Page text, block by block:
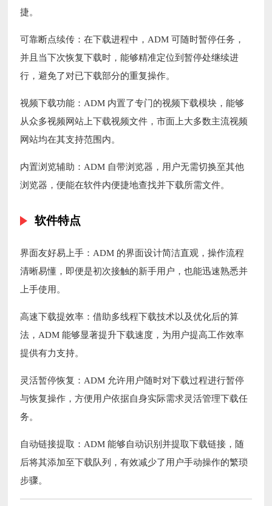
捷。
可靠断点续传：在下载进程中，ADM 可随时暂停任务，
并且当下次恢复下载时，能够精准定位到暂停处继续进
行，避免了对已下载部分的重复操作。
视频下载功能：ADM 内置了专门的视频下载模块，能够
从众多视频网站上下载视频文件，市面上大多数主流视频
网站均在其支持范围内。
内置浏览辅助：ADM 自带浏览器，用户无需切换至其他
浏览器，便能在软件内便捷地查找并下载所需文件。
软件特点
界面友好易上手：ADM 的界面设计简洁直观，操作流程
清晰易懂，即便是初次接触的新手用户，也能迅速熟悉并
上手使用。
高速下载提效率：借助多线程下载技术以及优化后的算
法，ADM 能够显著提升下载速度，为用户提高工作效率
提供有力支持。
灵活暂停恢复：ADM 允许用户随时对下载过程进行暂停
与恢复操作，方便用户依据自身实际需求灵活管理下载任
务。
自动链接提取：ADM 能够自动识别并提取下载链接，随
后将其添加至下载队列，有效减少了用户手动操作的繁琐
步骤。